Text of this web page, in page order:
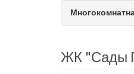
ЖК "Сады